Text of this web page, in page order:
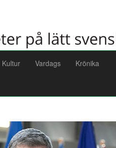
Kultur Vardags Krönika